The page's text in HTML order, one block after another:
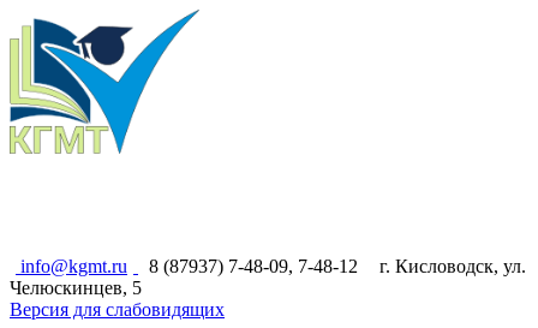
info@kgmt.ru 8 (87937) 7-48-09, 7-48-12
г. Кисловодск, ул.
Челюскинцев, 5
Версия для слабовидящих